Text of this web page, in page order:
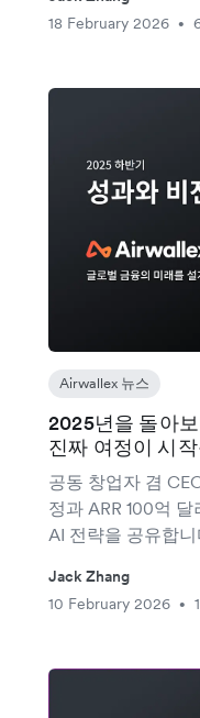
18 February 2026
•
Airwallex 뉴스
2025년을 돌아
진짜 여정이 시
공동 창업자 겸
정과 ARR 100억
AI 전략을 공유합니
Jack Zhang
10 February 2026
•